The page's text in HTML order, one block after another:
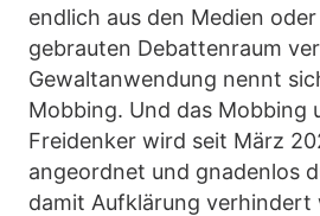
endlich aus den Medien
gebrauten Debattenraum
Gewaltanwendung nennt
Mobbing. Und das Mobbing
Freidenker wird seit März
angeordnet und gnadenlos
damit Aufklärung